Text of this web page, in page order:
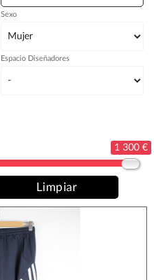
Sexo
Espacio Diseñadores
1 300 €
Limpiar